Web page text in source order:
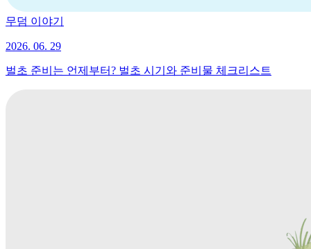
무덤 이야기
2026. 06. 29
벌초 준비는 언제부터? 벌초 시기와 준비물 체크리스트